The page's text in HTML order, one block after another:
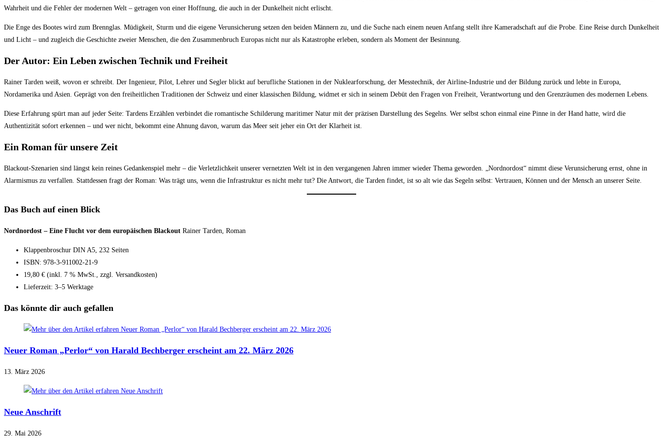
Wahrheit und die Fehler der modernen Welt – getragen von einer Hoffnung, die auch in der Dunkelheit nicht erlischt.
Die Enge des Bootes wird zum Brennglas. Müdigkeit, Sturm und die eigene Verunsicherung setzen den beiden Männern zu, und die Suche nach einem neuen Anfang stellt ihre Kameradschaft auf die Probe. Eine Reise durch Dunkelheit
und Licht – und zugleich die Geschichte zweier Menschen, die den Zusammenbruch Europas nicht nur als Katastrophe erleben, sondern als Moment der Besinnung.
Der Autor: Ein Leben zwischen Technik und Freiheit
Rainer Tarden weiß, wovon er schreibt. Der Ingenieur, Pilot, Lehrer und Segler blickt auf berufliche Stationen in der Nuklearforschung, der Messtechnik, der Airline-Industrie und der Bildung zurück und lebte in Europa,
Nordamerika und Asien. Geprägt von den freiheitlichen Traditionen der Schweiz und einer klassischen Bildung, widmet er sich in seinem Debüt den Fragen von Freiheit, Verantwortung und den Grenzräumen des modernen Lebens.
Diese Erfahrung spürt man auf jeder Seite: Tardens Erzählen verbindet die romantische Schilderung maritimer Natur mit der präzisen Darstellung des Segelns. Wer selbst schon einmal eine Pinne in der Hand hatte, wird die
Authentizität sofort erkennen – und wer nicht, bekommt eine Ahnung davon, warum das Meer seit jeher ein Ort der Klarheit ist.
Ein Roman für unsere Zeit
Blackout-Szenarien sind längst kein reines Gedankenspiel mehr – die Verletzlichkeit unserer vernetzten Welt ist in den vergangenen Jahren immer wieder Thema geworden. „Nordnordost“ nimmt diese Verunsicherung ernst, ohne in
Alarmismus zu verfallen. Stattdessen fragt der Roman: Was trägt uns, wenn die Infrastruktur es nicht mehr tut? Die Antwort, die Tarden findet, ist so alt wie das Segeln selbst: Vertrauen, Können und der Mensch an unserer Seite.
Das Buch auf einen Blick
Nordnordost – Eine Flucht vor dem europäischen Blackout Rainer Tarden, Roman
Klappenbroschur DIN A5, 232 Seiten
ISBN: 978-3-911002-21-9
19,80 € (inkl. 7 % MwSt., zzgl. Versandkosten)
Lieferzeit: 3–5 Werktage
Das könnte dir auch gefallen
Neuer Roman „Perlor“ von Harald Bechberger erscheint am 22. März 2026
13. März 2026
Neue Anschrift
29. Mai 2026